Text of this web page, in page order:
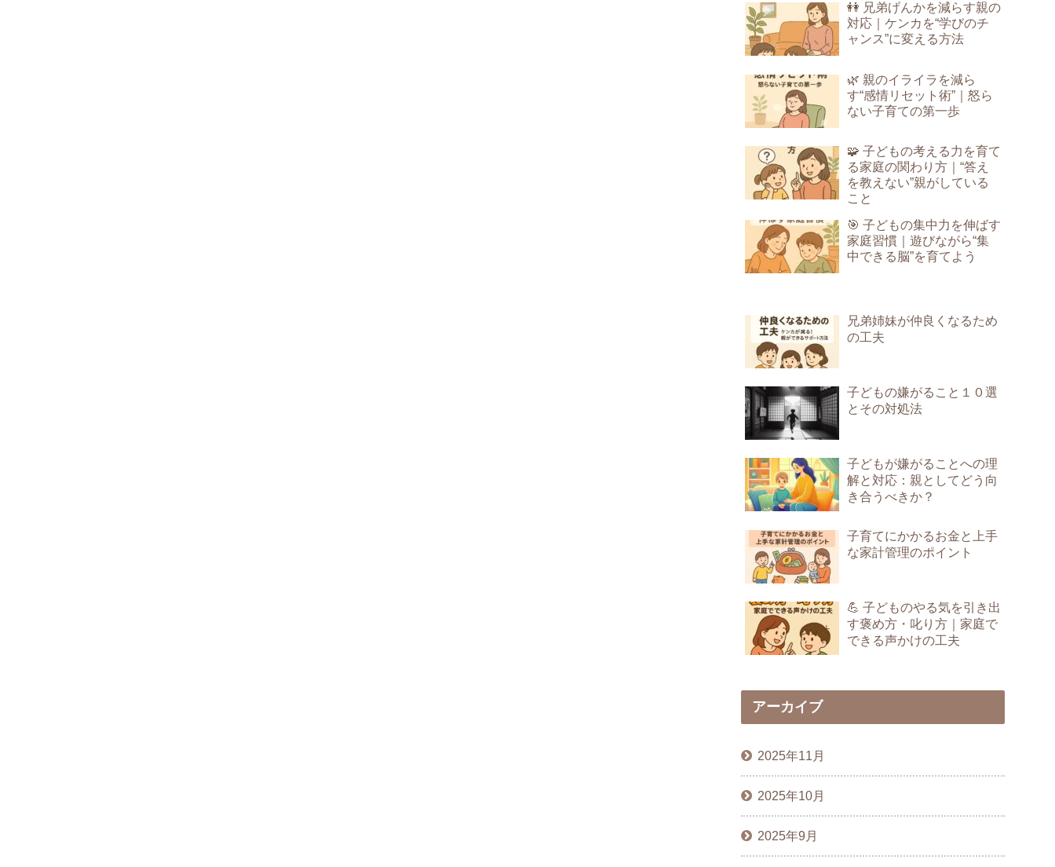
👭 兄弟げんかを減らす親の
対応｜ケンカを“学びのチ
ャンス”に変える方法
🌿 親のイライラを減ら
す“感情リセット術”｜怒ら
ない子育ての第一歩
🧩 子どもの考える力を育て
る家庭の関わり方｜“答え
を教えない”親がしている
こと
🎯 子どもの集中力を伸ばす
家庭習慣｜遊びながら“集
中できる脳”を育てよう
兄弟姉妹が仲良くなるため
の工夫
子どもの嫌がること１０選
とその対処法
子どもが嫌がることへの理
解と対応：親としてどう向
き合うべきか？
子育てにかかるお金と上手
な家計管理のポイント
💪 子どものやる気を引き出
す褒め方・叱り方｜家庭で
できる声かけの工夫
アーカイブ
2025年11月
2025年10月
2025年9月